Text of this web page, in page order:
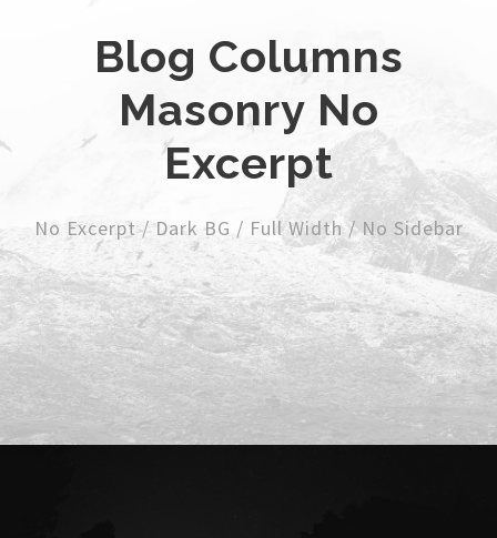
Blog Columns
Masonry No
Excerpt
No Excerpt / Dark BG / Full Width / No Sidebar